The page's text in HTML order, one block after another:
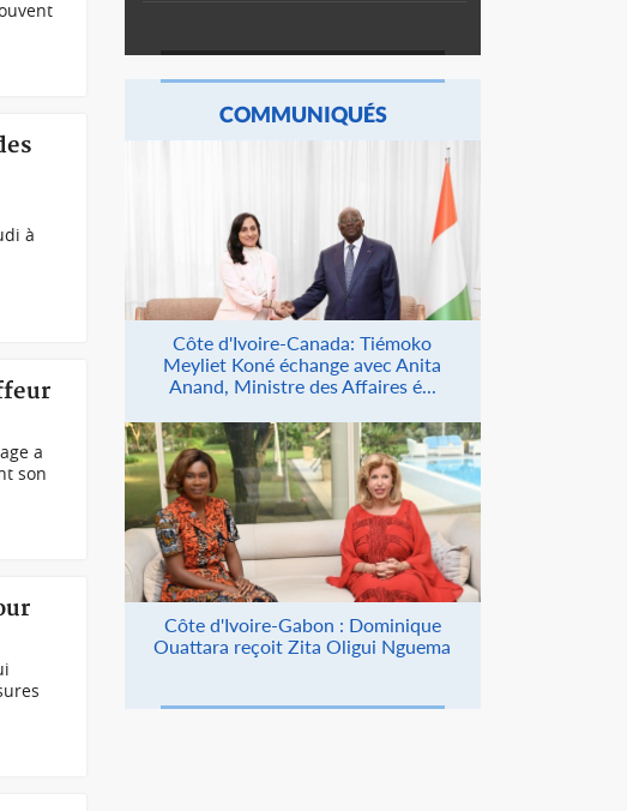
à
a
son
COMMUNIQUÉS
Côte d'Ivoire-Canada: Tiémoko
Meyliet Koné échange avec Anita
Anand, Ministre des Affaires é...
Côte d'Ivoire-Gabon : Dominique
Ouattara reçoit Zita Oligui Nguema